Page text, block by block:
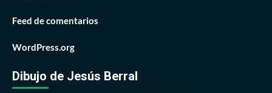
Feed de comentarios
WordPress.org
Dibujo de Jesús Berral